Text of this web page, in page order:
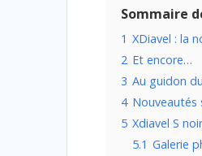
Sommaire
1 XDiavel : la
2 Et encore…
3 Au guidon
4 Nouveautés
5 Xdiavel S
5.1 Galerie